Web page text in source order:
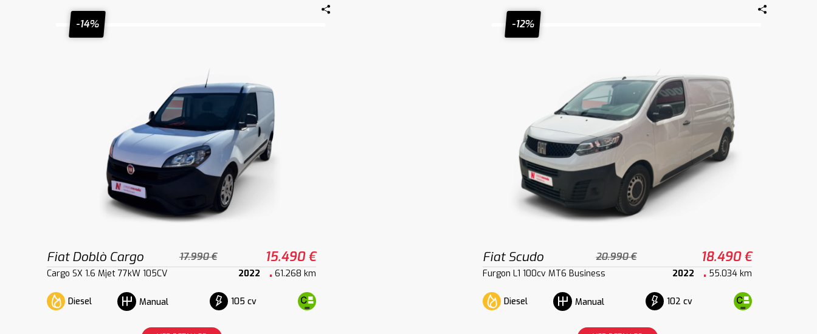
-14%
Fiat Doblò Cargo 17.990 € 15.490 €
Cargo SX 1.6 Mjet 77kW 105CV 2022 61.268 km
Diesel Manual 105 cv
-12%
Fiat Scudo 20.990 € 18.490 €
Furgon L1 100cv MT6 Business 2022 55.034 km
Diesel Manual 102 cv